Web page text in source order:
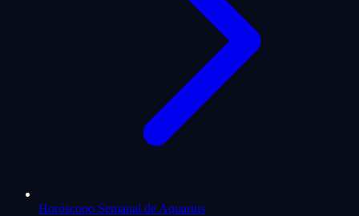
Horóscopo Semanal de Aquarius